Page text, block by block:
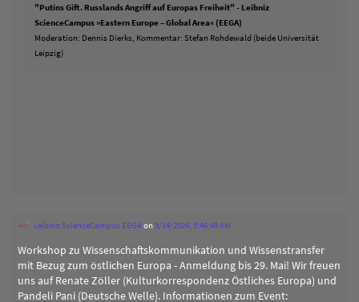
"Putins Gift. Russlands Angriff auf Europas Freiheit" - Leibniz
ScienceCampus »Eastern Europe – Global Area« (EEGA)
Moderation: Dennis Dierks, Kommentar: Stefan Rohdewald (beide Universität
Leipzig)
Leibniz ScienceCampus EEGAon5/14/2024, 5:46:48 AM
Workshop zu Wissenschaftskommunikation und Wissenstransfer
mit Bezug zum östlichen Europa - Anmeldung bis 29. Mai! Wir freuen
uns auf Renate Zöller (Kulturkorrespondenz Östliches Europa) und
Pandeli Pani (Deutsche Welle). Informationen zum Event: